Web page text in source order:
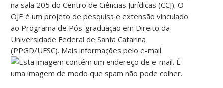
na sala 205 do Centro de Ciências Jurídicas (CCJ). O
OJE é um projeto de pesquisa e extensão vinculado
ao Programa de Pós-graduação em Direito da
Universidade Federal de Santa Catarina
(PPGD/UFSC). Mais informações pelo e-mail